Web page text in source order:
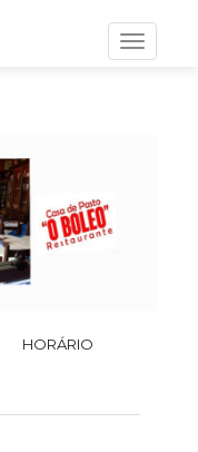
Toggle
HORÁRIO